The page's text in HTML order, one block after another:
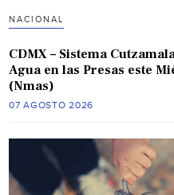
NACIONAL
CDMX – Sistema
Agua en las Presas este
(Nmas)
07 AGOSTO 2026